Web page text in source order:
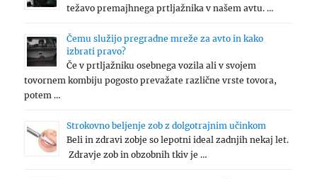
težavo premajhnega prtljažnika v našem avtu. …
Čemu služijo pregradne mreže za avto in kako
izbrati pravo?
Če v prtljažniku osebnega vozila ali v svojem
tovornem kombiju pogosto prevažate različne vrste tovora,
potem …
Strokovno beljenje zob z dolgotrajnim učinkom
Beli in zdravi zobje so lepotni ideal zadnjih nekaj let.
Zdravje zob in obzobnih tkiv je …